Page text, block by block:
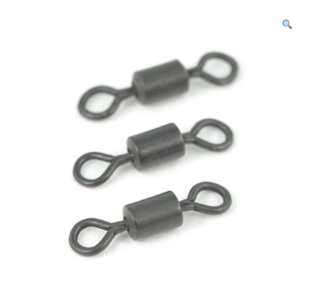
Reintentar
Material Montajes